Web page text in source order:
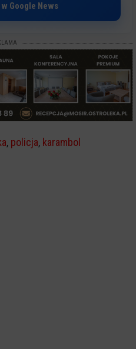
Google News
, policja, karambol